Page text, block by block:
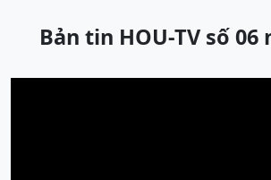
Bản tin HOU-TV số 06